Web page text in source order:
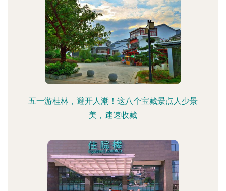
五一游桂林，避开人潮！这八个宝藏景点人少景
美，速速收藏